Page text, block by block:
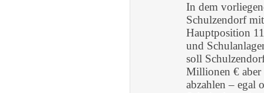
In dem
Schulzendorf
Hauptposition
und
soll
Millionen €
abzahlen – egal